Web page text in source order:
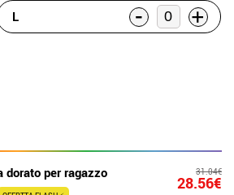
L - +
dorato per ragazzo 31.04€
28.56€